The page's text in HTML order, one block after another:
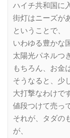
ハイチ共和国に
街灯はニーズが
ということで、
いわゆる豊かな
太陽光パネルつ
もちろん、お金
そうなると、少
大打撃なわけで
値段つけて売っ
それが、タダの
が、